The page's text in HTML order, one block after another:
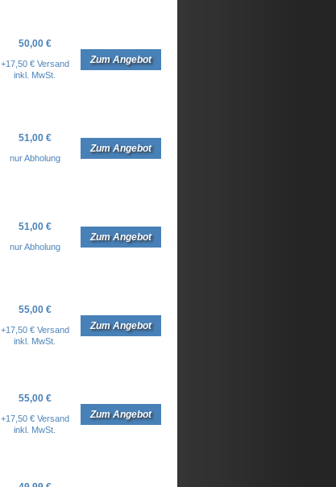
50,00 €
+17,50 € Versand
inkl. MwSt.
Zum Angebot
51,00 €
nur Abholung
Zum Angebot
51,00 €
nur Abholung
Zum Angebot
55,00 €
+17,50 € Versand
inkl. MwSt.
Zum Angebot
55,00 €
+17,50 € Versand
inkl. MwSt.
Zum Angebot